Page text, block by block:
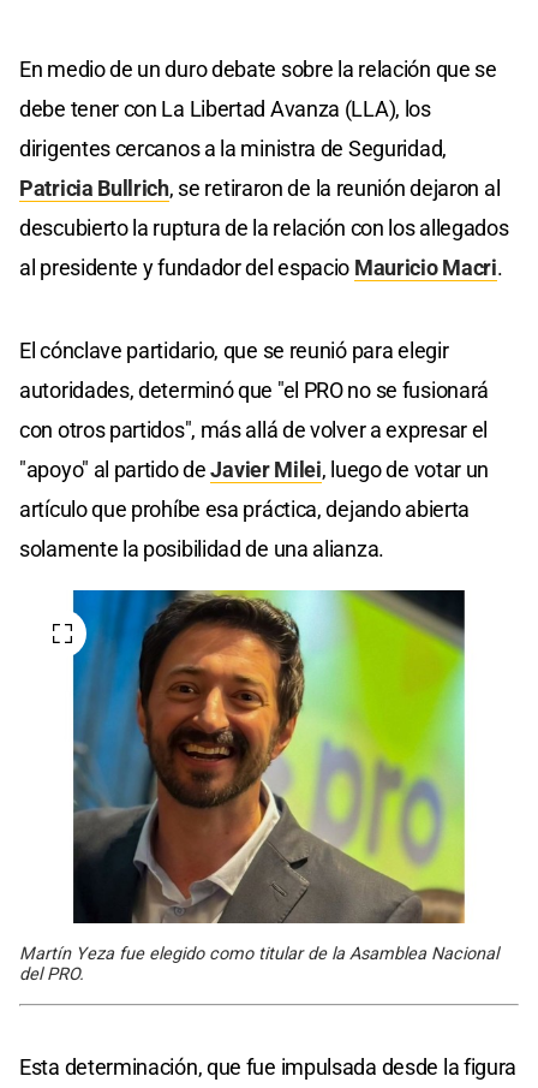
En medio de un duro debate sobre la relación que se
debe tener con La Libertad Avanza (LLA), los
dirigentes cercanos a la ministra de Seguridad,
Patricia Bullrich, se retiraron de la reunión dejaron al
descubierto la ruptura de la relación con los allegados
al presidente y fundador del espacio Mauricio Macri.
El cónclave partidario, que se reunió para elegir
autoridades, determinó que "el PRO no se fusionará
con otros partidos", más allá de volver a expresar el
"apoyo" al partido deJavier Milei, luego de votar un
artículo que prohíbe esa práctica, dejando abierta
solamente la posibilidad de una alianza.
Martín Yeza fue elegido como titular de la Asamblea Nacional
del PRO.
Esta determinación, que fue impulsada desde la figura